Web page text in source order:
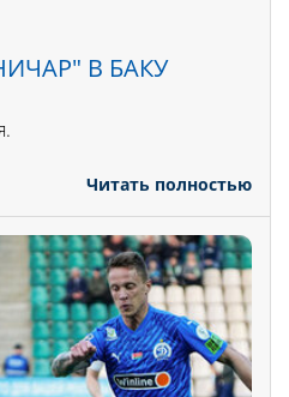
В БАКУ
Читать полностью